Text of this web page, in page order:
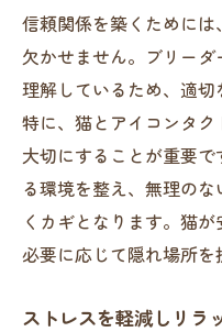
信頼関係を築くために
欠かせません。ブリー
理解しているため、適切
特に、猫とアイコンタ
大切にすることが重要
る環境を整え、無理の
くカギとなります。猫が
必要に応じて隠れ場所を
ストレスを軽減しリラ